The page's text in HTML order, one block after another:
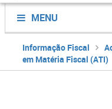
MENU
Informação Fiscal
em Matéria Fiscal (ATI)